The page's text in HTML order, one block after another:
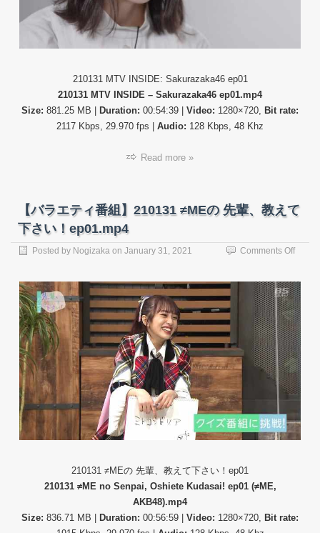
210131 MTV INSIDE: Sakurazaka46 ep01
210131 MTV INSIDE – Sakurazaka46 ep01.mp4
Size: 881.25 MB | Duration: 00:54:39 | Video: 1280×720, Bit rate:
2117 Kbps, 29.970 fps | Audio: 128 Kbps, 48 Khz
Read more »
【バラエティ番組】210131 ≠MEの 先輩、教えて
下さい！ep01.mp4
Posted by Nogizaka on January 31, 2021 Comments Offon
エ
テ
ィ
番
組】
≠ME
の
先
教
て
210131 ≠MEの 先輩、教えて下さい！ep01
210131 ≠ME no Senpai, Oshiete Kudasai! ep01 (≠ME,
AKB48).mp4
Size: 836.71 MB | Duration: 00:56:59 | Video: 1280×720, Bit rate: